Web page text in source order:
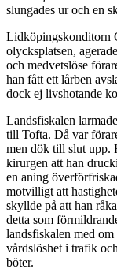
slungades ur och en
Lidköpingskonditorn
olycksplatsen,
och medvetslöse
han fått ett lårben
dock ej livshotande
Landsfiskalen
till Tofta. Då var
men dök till slut upp.
kirurgen att han
en aning
motvilligt att
skyllde på att han
detta som
landsfiskalen med
vårdslöshet i trafik
böter.